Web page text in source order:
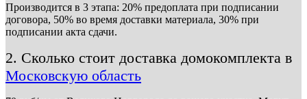
Производится в 3 этапа: 20% предоплата при подписании
договора, 50% во время доставки материала, 30% при
подписании акта сдачи.
2. Сколько стоит доставка домокомплекта в
Московскую область